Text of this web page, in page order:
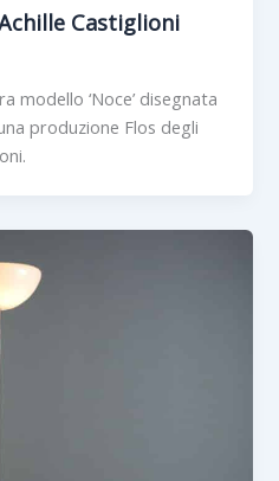
Achille Castiglioni
modello ‘Noce’ disegnata
produzione Flos degli